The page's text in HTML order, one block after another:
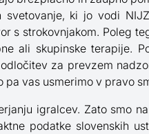
ki jo vodi
s strokovnjakom. Poleg
ali skupinske terapije.
za prevzem
pa vas usmerimo v pravo
igralcev. Zato smo
podatke slovenskih